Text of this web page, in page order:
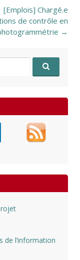
[Emplois] Chargé.e
de contrôle en
→
de l’information